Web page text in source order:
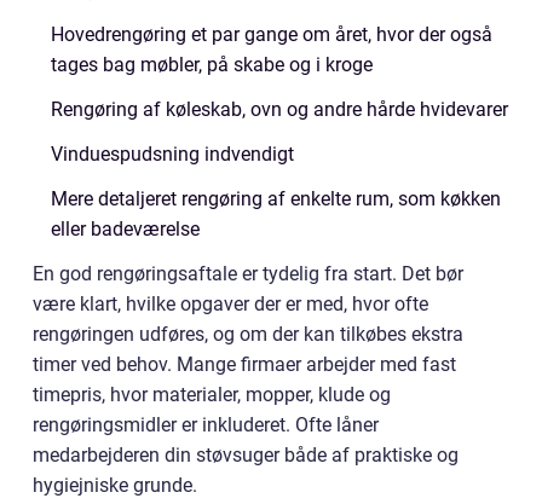
Hovedrengøring et par gange om året, hvor der også
tages bag møbler, på skabe og i kroge
Rengøring af køleskab, ovn og andre hårde hvidevarer
Vinduespudsning indvendigt
Mere detaljeret rengøring af enkelte rum, som køkken
eller badeværelse
En god rengøringsaftale er tydelig fra start. Det bør
være klart, hvilke opgaver der er med, hvor ofte
rengøringen udføres, og om der kan tilkøbes ekstra
timer ved behov. Mange firmaer arbejder med fast
timepris, hvor materialer, mopper, klude og
rengøringsmidler er inkluderet. Ofte låner
medarbejderen din støvsuger både af praktiske og
hygiejniske grunde.